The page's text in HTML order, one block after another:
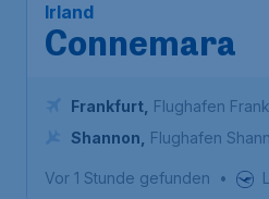
Irland
Connemara
Frankfurt Flughafen
Shannon
Flughafen
Vor 1 Stunde gefunden •